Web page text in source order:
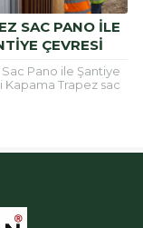
SAC PANO ILE
ÇEVRESI
KAPAMA
Pano ile Şantiye
Kapama Trapez sac